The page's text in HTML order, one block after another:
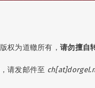
权为道轍所有，请勿擅自
请发邮件至